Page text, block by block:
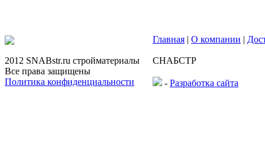
2012 SNABstr.ru стройматериалы
Все права защищены
Политика конфиденциальности
Главная | О компании |
СНАБСТР
- Разработка сайта